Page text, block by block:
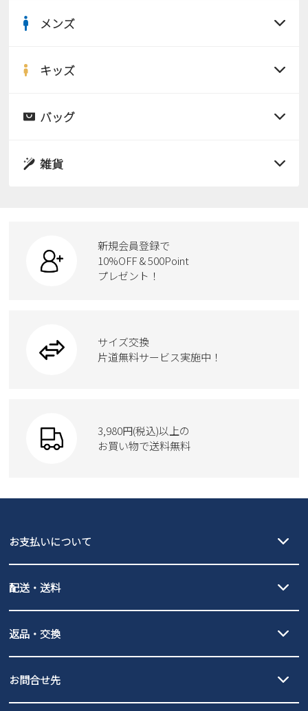
サンダル
スニーカー
カジュアルシューズ
ワークシューズ
ウェア
moz
メンズ
サンダル
ローファー
ブーツ
Parade
GAP
キッズ
サンダル
スクール
new balance
瞬足
バッグ
ボディバッグ
ハンドバッグ
トートバッグ
雑貨
ケア用品
新規会員登録で
10%OFF & 500Point
プレゼント！
サイズ交換
片道無料サービス実施中！
3,980円(税込)以上の
お買い物で送料無料
お支払いについて
PayPay（オンライン決済）、代金引換のご利用が可能です。
配送・送料
北海道・本州・四国・九州…550円
3,980円（税込）以上お買い上げで送料無料
全国一律…220円（税込）
発送日・送料詳細についてはご利用ガイドを
ご利用ください。
返品・交換
の片道無料サービスを実施中！
お問合せ先